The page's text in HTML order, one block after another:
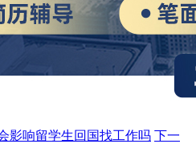
影响留学生回国找工作吗 下一